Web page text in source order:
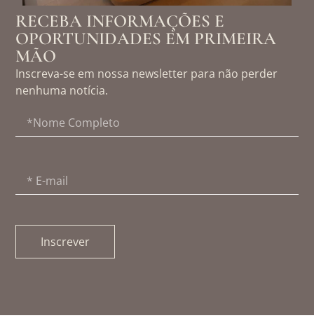
RECEBA INFORMAÇÕES E
OPORTUNIDADES EM PRIMEIRA
MÃO
Inscreva-se em nossa newsletter para não perder
nenhuma notícia.
Inscrever